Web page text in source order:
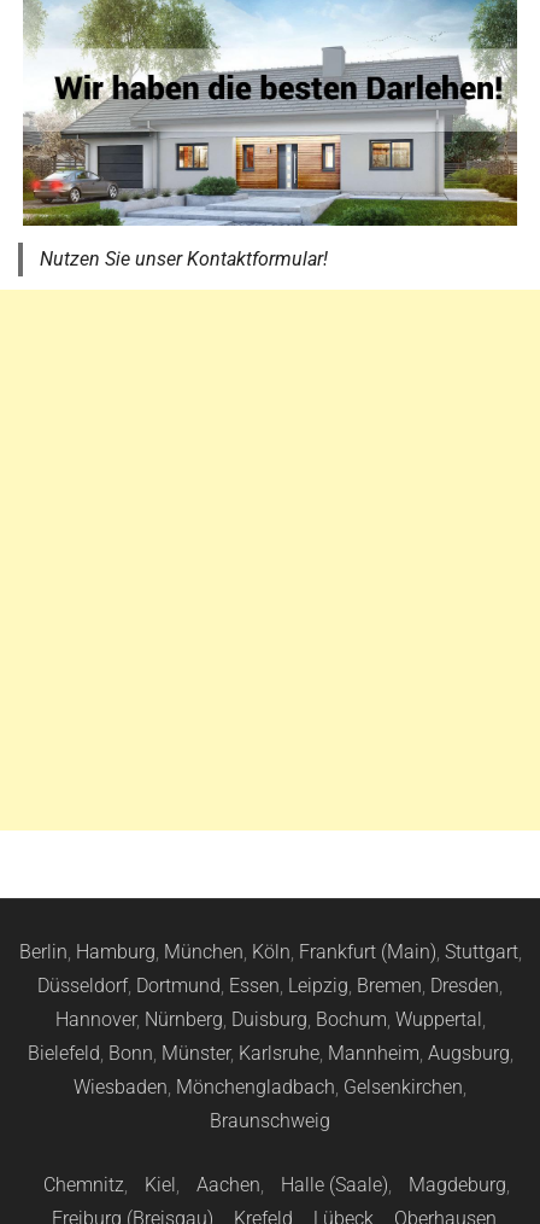
Nutzen Sie unser Kontaktformular!
Berlin, Hamburg, München, Köln, Frankfurt (Main), Stuttgart,
Düsseldorf, Dortmund, Essen, Leipzig, Bremen, Dresden,
Hannover, Nürnberg, Duisburg, Bochum, Wuppertal,
Bielefeld, Bonn, Münster, Karlsruhe, Mannheim, Augsburg,
Wiesbaden, Mönchengladbach, Gelsenkirchen,
Braunschweig
Chemnitz, Kiel, Aachen, Halle (Saale), Magdeburg,
Freiburg (Breisgau)
Krefeld Lübeck Oberhausen